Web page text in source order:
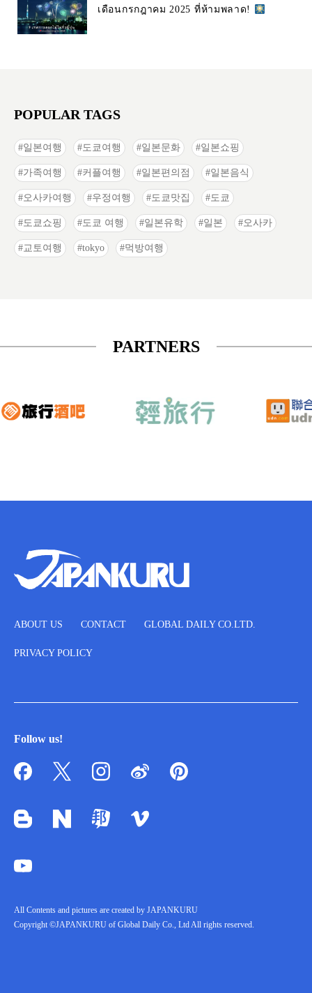
เดือนกรกฎาคม 2025 ที่ห้ามพลาด!
POPULAR TAGS
일본여행 도쿄여행 일본문화 일본쇼핑
가족여행 커플여행 일본편의점 일본음식
오사카여행 우정여행 도쿄맛집 도쿄
도쿄쇼핑 도쿄 여행 일본유학 일본 오사카
교토여행 tokyo 먹방여행
PARTNERS
ABOUT US CONTACT GLOBAL DAILY CO.LTD.
PRIVACY POLICY
Follow us!
All Contents and pictures are created by JAPANKURU
Copyright ©JAPANKURU of Global Daily Co., Ltd All rights reserved.